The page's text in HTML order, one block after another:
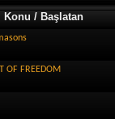
Konu / Başlatan
OF FREEDOM